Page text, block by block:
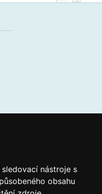
nástroje s
obsahu